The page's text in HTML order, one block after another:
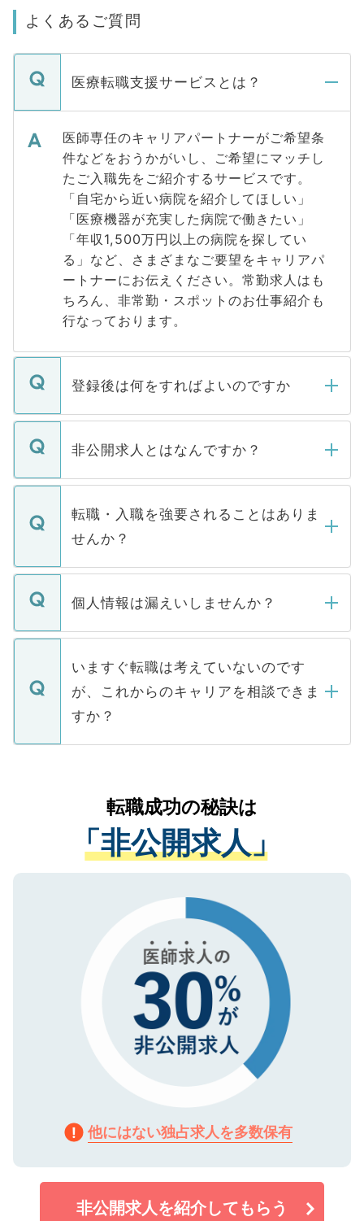
よくあるご質問
医療転職支援サービスとは？
医師専任のキャリアパートナーがご希望条
件などをおうかがいし、ご希望にマッチし
たご入職先をご紹介するサービスです。
「自宅から近い病院を紹介してほしい」
「医療機器が充実した病院で働きたい」
「年収1,500万円以上の病院を探してい
る」など、さまざまなご要望をキャリアパ
ートナーにお伝えください。常勤求人はも
ちろん、非常勤・スポットのお仕事紹介も
行なっております。
登録後は何をすればよいのですか
ご登録いただきましたら、弊社担当者がご
登録内容を確認し、その後メールもしくは
ます。通常、5営業日以内にはご連絡をせて
いただきますので、しばらくお待ちくださ
非公開求人とはなんですか？
マイナビDOCTORで取り扱っている求人の
うち約3割は、Webサイトからご覧いただ
けない「非公開求人」です。非公開求人は
下記の理由によって、一般には公開してい
ません。
■応募殺到を避けるため 人気のある医療機
関を公にしてしまうと、応募が殺到する場
に、医療機関が求める条件に合った人材の
みを人材紹介会社に依頼するケースが増え
ています。
転職・入職を強要されることはありま
せんか？
転職・入職を強要することは一切ありませ
ん。また、仮に応募先から内定をいただい
定を承諾する必要はありません。内定先へ
の辞退の連絡はキャリアパートナーが行い
個人情報は漏えいしませんか？
個人情報が漏えいすることはありませんの
で、ご安心ください。当サイトからの登録
などで収集したご登録者様の個人情報は、
ご本人のキャリアアップおよび転職活動の
支援を目的に使用いたします。お預かりし
ているすべての個人データはご本人の許可
は、個人情報の取り扱いについての厳密な
管理基準を満たした事業者のみに付与され
る、プライバシーマークを取得済みです。
で、機密保持に関してもご安心ください。
いますぐ転職は考えていないのです
が、これからのキャリアを相談できま
すか？
かがいして、現在の医療機関の状況や紹介
経験をまじえながら、適切なアドバイスを
させていただきます。すぐにご転職をされ
ない方には、長期的なサポートが可能です
ので、まずはご登録ください。
転職成功の秘訣は
「非公開求人」
他にはない独占求人を多数保有
非公開求人を紹介してもらう